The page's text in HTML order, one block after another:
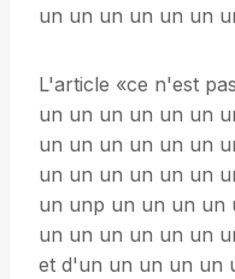
un un un un un un
L'article «ce n'est
un un un un un un
un un un un un un
un un un un un un
un unp un un un un
un un un un un un
et d'un un un un un